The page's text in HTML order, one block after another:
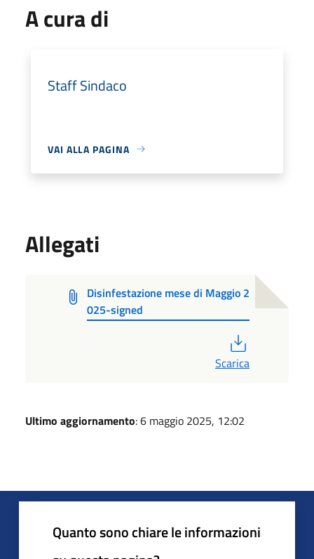
A cura di
Staff Sindaco
VAI ALLA PAGINA
Allegati
Disinfestazione mese di Maggio 2
025-signed
Scarica
Ultimo aggiornamento: 6 maggio 2025, 12:02
Quanto sono chiare le informazioni